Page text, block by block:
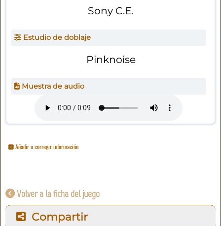
Sony C.E.
Estudio de doblaje
Pinknoise
Muestra de audio
Añadir o corregir información
Volver a la ficha del juego
Compartir